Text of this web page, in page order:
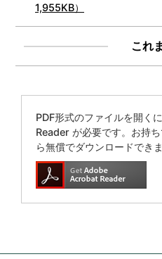
1,955KB）
これ
PDF形式のファイルを開
Reader が必要です。お持
ら無償でダウンロードできま